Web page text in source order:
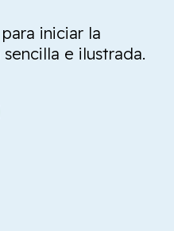
iniciar la
e ilustrada.